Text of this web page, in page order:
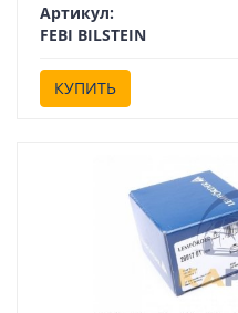
Артикул:
FEBI BILSTEIN
КУПИТЬ